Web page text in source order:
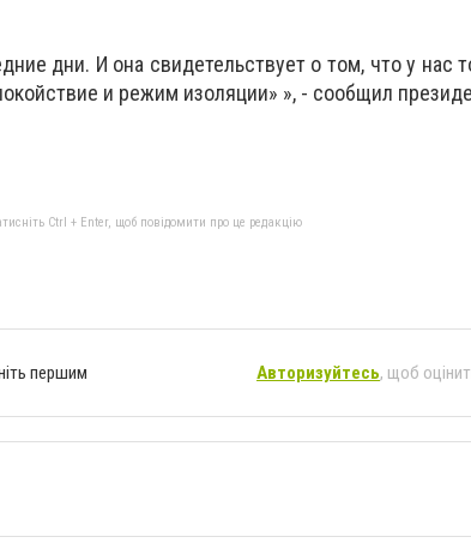
дни. И она свидетельствует о том, что у нас
и режим изоляции» », - сообщил
Ctrl + Enter, щоб повідомити про це редакцію
першим Авторизуйтесь, щоб